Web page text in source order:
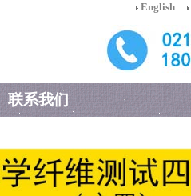
English
联系我们